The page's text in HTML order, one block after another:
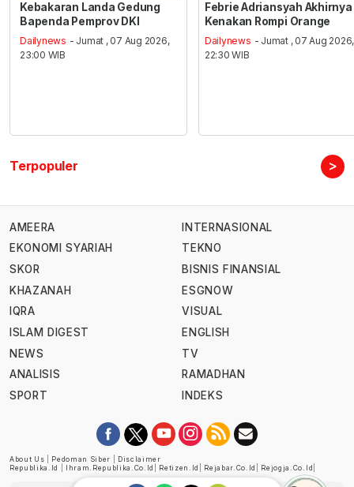
Kebakaran Landa Gedung
Bapenda Pemprov DKI
Dailynews - Jumat , 07 Aug 2026,
23:00 WIB
Febrie Adriansyah Akhirnya
Kenakan Rompi Orange
Dailynews - Jumat , 07 Aug 2026,
22:30 WIB
Terpopuler >
AMEERA
EKONOMI SYARIAH
SKOR
KHAZANAH
IQRA
ISLAM DIGEST
NEWS
ANALISIS
SPORT
INTERNASIONAL
TEKNO
BISNIS FINANSIAL
ESGNOW
VISUAL
ENGLISH
TV
RAMADHAN
INDEKS
About Us Pedoman Siber
Disclaimer
Republika.id
Ihram.republika.co.id Retizen.id Rejabar.co.id Rejogja.co.id